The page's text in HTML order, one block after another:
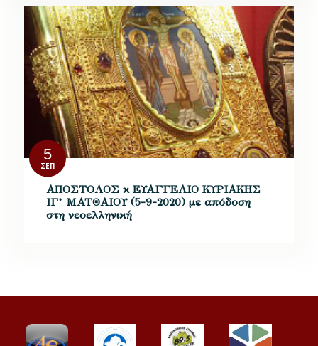
5
ΣΕΠ
ΑΠΟΣΤΟΛΟΣ κ ΕΥΑΓΓΕΛΙΟ ΚΥΡΙΑΚΗΣ
ΙΓ’ ΜΑΤΘΑΙΟΥ (5-9-2020) με απόδοση
στη νεοελληνική